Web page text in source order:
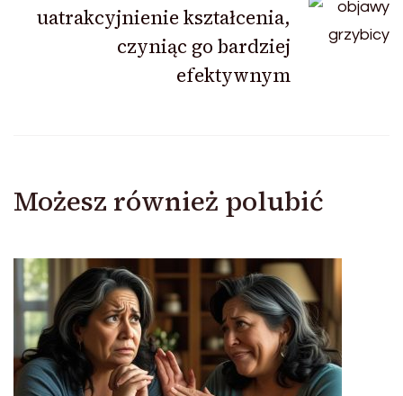
uatrakcyjnienie kształcenia,
czyniąc go bardziej
efektywnym
Możesz również polubić